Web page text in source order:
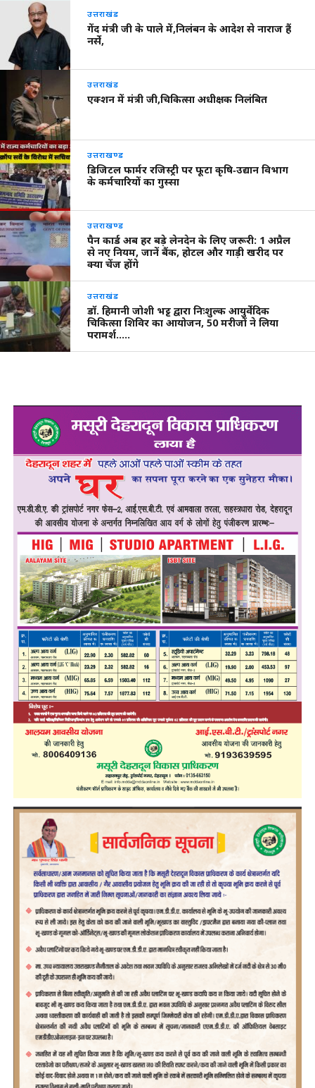
उत्तराखंड
गेंद मंत्री जी के पाले में,निलंबन के आदेश से नाराज हैं
नर्से,
उत्तराखंड
एक्शन में मंत्री जी,चिकित्सा अधीक्षक निलंबित
उत्तराखण्ड
डिजिटल फार्मर रजिस्ट्री पर फूटा कृषि‑उद्यान विभाग
के कर्मचारियों का गुस्सा
उत्तराखण्ड
पैन कार्ड अब हर बड़े लेनदेन के लिए जरूरी: 1 अप्रैल
से नए नियम, जानें बैंक, होटल और गाड़ी खरीद पर
क्या चेंज होंगे
उत्तराखंड
डॉ. हिमानी जोशी भट्ट द्वारा निःशुल्क आयुर्वेदिक
चिकित्सा शिविर का आयोजन, 50 मरीजों ने लिया
परामर्श…..